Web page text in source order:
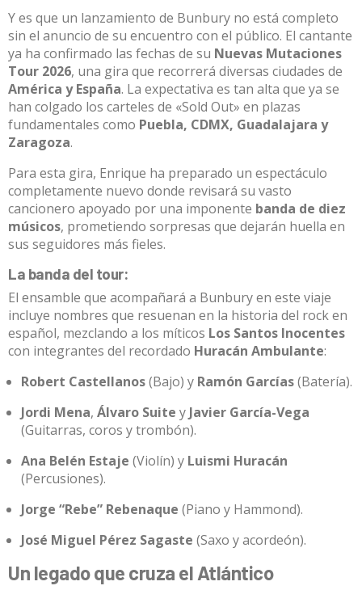
Y es que un lanzamiento de Bunbury no está completo
sin el anuncio de su encuentro con el público. El cantante
ya ha confirmado las fechas de su Nuevas Mutaciones
Tour 2026, una gira que recorrerá diversas ciudades de
América y España. La expectativa es tan alta que ya se
han colgado los carteles de «Sold Out» en plazas
fundamentales como Puebla, CDMX, Guadalajara y
Zaragoza.
Para esta gira, Enrique ha preparado un espectáculo
completamente nuevo donde revisará su vasto
cancionero apoyado por una imponente banda de diez
músicos, prometiendo sorpresas que dejarán huella en
sus seguidores más fieles.
La banda del tour:
El ensamble que acompañará a Bunbury en este viaje
incluye nombres que resuenan en la historia del rock en
español, mezclando a los míticos Los Santos Inocentes
con integrantes del recordado Huracán Ambulante:
Robert Castellanos(Bajo) y Ramón Garcías(Batería).
Jordi Mena, Álvaro Suite y Javier García-Vega
(Guitarras, coros y trombón).
Ana Belén Estaje (Violín) y Luismi Huracán
(Percusiones).
Jorge “Rebe” Rebenaque (Piano y Hammond).
José Miguel Pérez Sagaste (Saxo y acordeón).
Un legado que cruza el Atlántico